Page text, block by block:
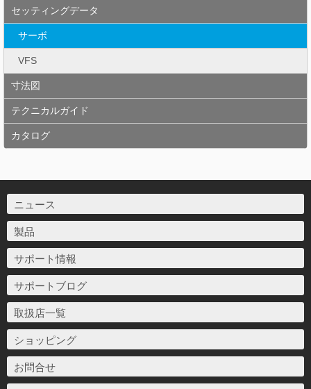
セッティングデータ
サーボ
VFS
寸法図
テクニカルガイド
カタログ
ニュース
製品
サポート情報
サポートブログ
取扱店一覧
ショッピング
お問合せ